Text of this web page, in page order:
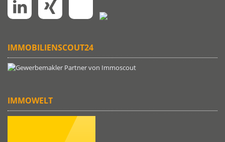
IMMOBILIENSCOUT24
IMMOWELT